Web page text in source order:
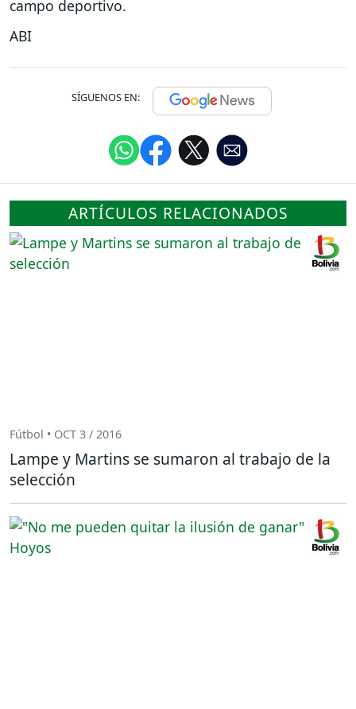
campo deportivo.
ABI
SÍGUENOS EN:
ARTÍCULOS RELACIONADOS
Fútbol • OCT 3 / 2016
Lampe y Martins se sumaron al trabajo de la
selección